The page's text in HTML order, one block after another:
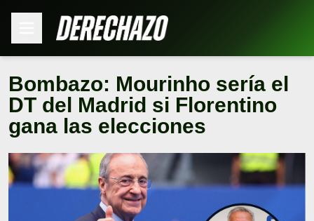
Bombazo: Mourinho sería el
DT del Madrid si Florentino
gana las elecciones